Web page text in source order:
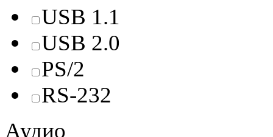
USB 1.1
USB 2.0
PS/2
RS-232
Аудио